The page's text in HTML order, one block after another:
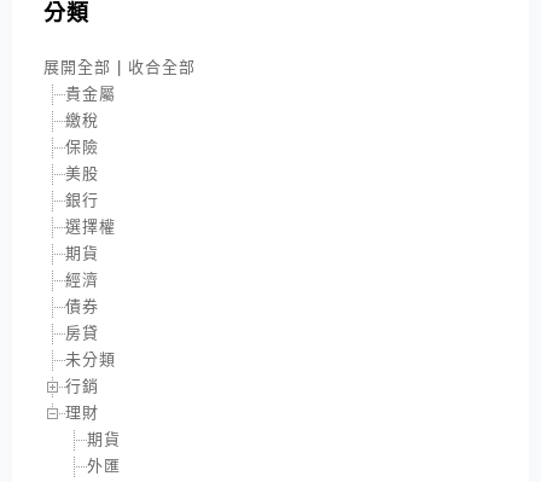
分類
展開全部
收合全部
貴金屬
繳稅
保險
美股
銀行
選擇權
期貨
經濟
債券
房貸
未分類
行銷
理財
期貨
外匯